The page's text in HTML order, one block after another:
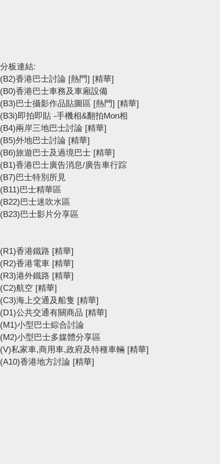
分板連結:
(B2)香港巴士討論 [熱門] [精華]
(B0)香港巴士車務及車廂設備
(B3)巴士攝影作品貼圖區 [熱門] [精華]
(B3i)即拍即貼 -手機相&翻拍Mon相
(B4)兩岸三地巴士討論 [精華]
(B5)外地巴士討論 [精華]
(B6)旅遊巴士及過境巴士 [精華]
(B1)香港巴士廣告消息/廣告車行踪
(B7)巴士特別所見
(B11)巴士精華區
(B22)巴士迷吹水區
(B23)巴士影片分享區
(R1)香港鐵路 [精華]
(R2)香港電車 [精華]
(R3)港外鐵路 [精華]
(C2)航空 [精華]
(C3)海上交通及船隻 [精華]
(D1)公共交通有關商品 [精華]
(M1)小型巴士綜合討論
(M2)小型巴士多媒體分享區
(V)私家車,商用車,政府及特種車輛 [精華]
(A10)香港地方討論 [精華]